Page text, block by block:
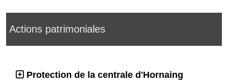
Actions patrimoniales
Protection de la centrale d'Hornaing